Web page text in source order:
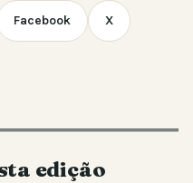
Facebook X
edição